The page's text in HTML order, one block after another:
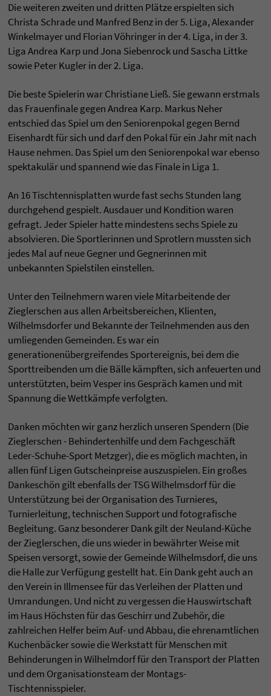
Die weiteren zweiten und dritten Plätze erspielten sich
Christa Schrade und Manfred Benz in der 5. Liga, Alexander
Winkelmayer und Florian Vöhringer in der 4. Liga, in der 3.
Liga Andrea Karp und Jona Siebenrock und Sascha Littke
sowie Peter Kugler in der 2. Liga.
Die beste Spielerin war Christiane Ließ. Sie gewann erstmals
das Frauenfinale gegen Andrea Karp. Markus Neher
entschied das Spiel um den Seniorenpokal gegen Bernd
Eisenhardt für sich und darf den Pokal für ein Jahr mit nach
Hause nehmen. Das Spiel um den Seniorenpokal war ebenso
spektakulär und spannend wie das Finale in Liga 1.
An 16 Tischtennisplatten wurde fast sechs Stunden lang
durchgehend gespielt. Ausdauer und Kondition waren
gefragt. Jeder Spieler hatte mindestens sechs Spiele zu
absolvieren. Die Sportlerinnen und Sprotlern mussten sich
jedes Mal auf neue Gegner und Gegnerinnen mit
unbekannten Spielstilen einstellen.
Unter den Teilnehmern waren viele Mitarbeitende der
Zieglerschen aus allen Arbeitsbereichen, Klienten,
Wilhelmsdorfer und Bekannte der Teilnehmenden aus den
umliegenden Gemeinden. Es war ein
generationenübergreifendes Sportereignis, bei dem die
Sporttreibenden um die Bälle kämpften, sich anfeuerten und
unterstützten, beim Vesper ins Gespräch kamen und mit
Spannung die Wettkämpfe verfolgten.
Danken möchten wir ganz herzlich unseren Spendern (Die
Zieglerschen - Behindertenhilfe und dem Fachgeschäft
Leder-Schuhe-Sport Metzger), die es möglich machten, in
allen fünf Ligen Gutscheinpreise auszuspielen. Ein großes
Dankeschön gilt ebenfalls der TSG Wilhelmsdorf für die
Unterstützung bei der Organisation des Turnieres,
Turnierleitung, technischen Support und fotografische
Begleitung. Ganz besonderer Dank gilt der Neuland-Küche
der Zieglerschen, die uns wieder in bewährter Weise mit
Speisen versorgt, sowie der Gemeinde Wilhelmsdorf, die uns
die Halle zur Verfügung gestellt hat. Ein Dank geht auch an
den Verein in Illmensee für das Verleihen der Platten und
Umrandungen. Und nicht zu vergessen die Hauswirtschaft
im Haus Höchsten für das Geschirr und Zubehör, die
zahlreichen Helfer beim Auf- und Abbau, die ehrenamtlichen
Kuchenbäcker sowie die Werkstatt für Menschen mit
Behinderungen in Wilhelmdorf für den Transport der Platten
und dem Organisationsteam der Montags-
Tischtennisspieler.